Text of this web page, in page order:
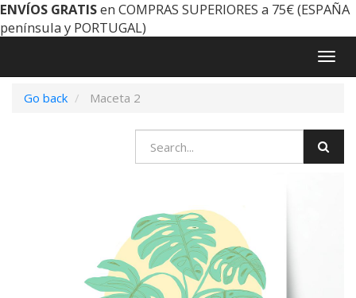
ENVÍOS GRATISen COMPRAS SUPERIORES a 75€ (ESPAÑA
península y PORTUGAL)
Go back
Maceta 2